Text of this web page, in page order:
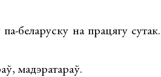
беларуску на працягу сутак.
мадэратараў.